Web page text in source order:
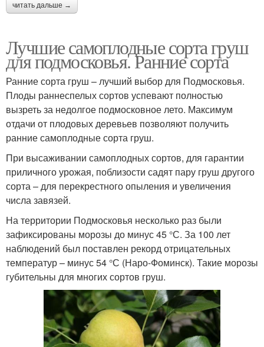
читать дальше →
Лучшие самоплодные сорта груш
для подмосковья. Ранние сорта
Ранние сорта груш – лучший выбор для Подмосковья.
Плоды раннеспелых сортов успевают полностью
вызреть за недолгое подмосковное лето. Максимум
отдачи от плодовых деревьев позволяют получить
ранние самоплодные сорта груш.
При высаживании самоплодных сортов, для гарантии
приличного урожая, поблизости садят пару груш другого
сорта – для перекрестного опыления и увеличения
числа завязей.
На территории Подмосковья несколько раз были
зафиксированы морозы до минус 45 °С. За 100 лет
наблюдений был поставлен рекорд отрицательных
температур – минус 54 °С (Наро-Фоминск). Такие морозы
губительны для многих сортов груш.